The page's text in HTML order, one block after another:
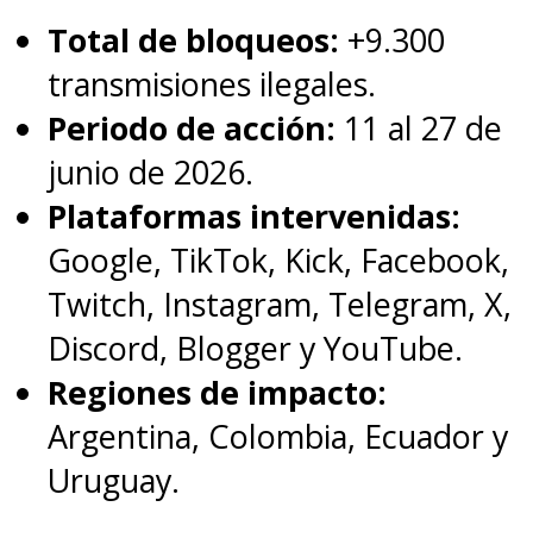
Total de bloqueos: +9.300
transmisiones ilegales.
Periodo de acción: 11 al 27 de
junio de 2026.
Plataformas intervenidas:
Google, TikTok, Kick, Facebook,
Twitch, Instagram, Telegram, X,
Discord, Blogger y YouTube.
Regiones de impacto:
Argentina, Colombia, Ecuador y
Uruguay.